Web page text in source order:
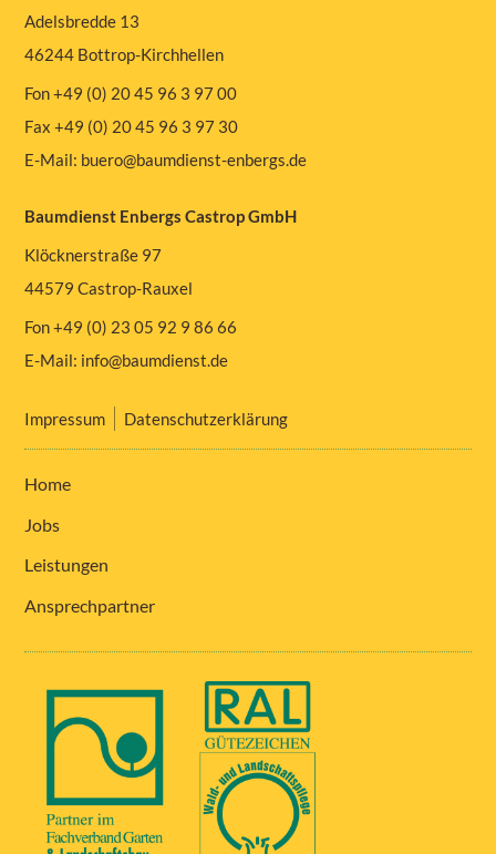
Adelsbredde 13
46244 Bottrop-Kirchhellen
Fon +49 (0) 20 45 96 3 97 00
Fax +49 (0) 20 45 96 3 97 30
E-Mail: buero@baumdienst-enbergs.de
Baumdienst Enbergs Castrop GmbH
Klöcknerstraße 97
44579 Castrop-Rauxel
Fon +49 (0) 23 05 92 9 86 66
E-Mail: info@baumdienst.de
Impressum Datenschutzerklärung
Home
Jobs
Leistungen
Ansprechpartner